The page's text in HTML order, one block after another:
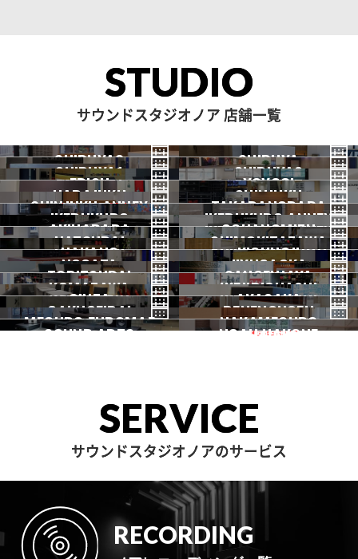
STUDIO
サウンドスタジオノア 店舗一覧
SHIBUYA3
渋谷3号
2026.07 OPEN
SHIBUYA
渋谷本店
SHIBUYA1
渋谷1号
SHIBUYA2
渋谷2号
EBISU
恵比寿
YOYOGI
代々木
HARAJUKU
原宿
SHINJUKU
新宿
SHINJUKU ANNEX
新宿ANNEX
TAKADANOBABA
高田馬場
IKEBUKURO
池袋
IKEBUKURO ANNEX
池袋ANNEX
AKIHABARA
秋葉原
OCHANOMIZU
御茶ノ水
HATSUDAI
初台
SHIMOKITAZAWA
下北沢
NAKANO
中野
KICHIJOJI
吉祥寺
NOGATA
野方
JIYUGAOKA
自由が丘
TORITSUDAI
都立大
SANGENJAYA
三軒茶屋
KOMAZAWA
駒沢
IKEJIRIOHASHI
池尻大橋
一時閉店中
GINZA
銀座
AKASAKA
赤坂
GAKUGEIDAI
学芸大
DENENCHOFU
田園調布
MEGURO FUDOMAE NAKAMEGURO
SOUND ARTS NOAH HAKONE
SERVICE
サウンドスタジオノアのサービス
RECORDING